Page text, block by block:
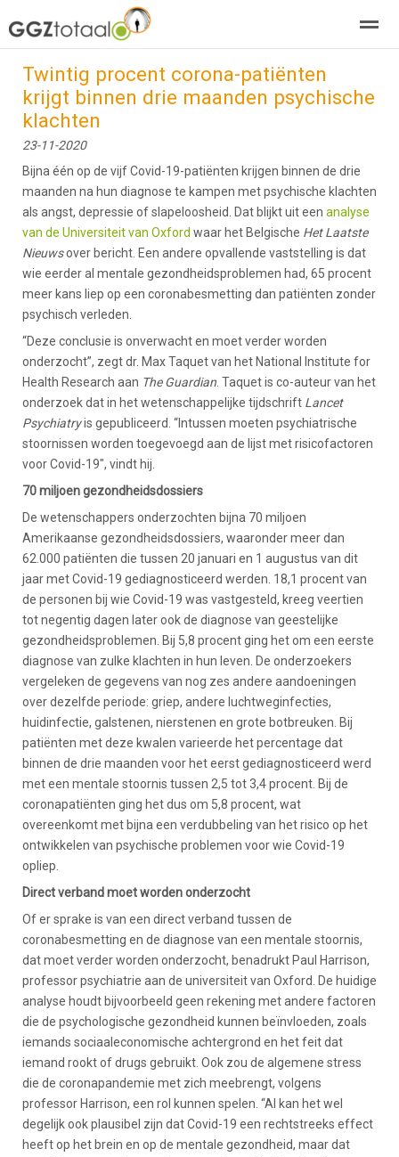
over GGZTotaal abonneren agenda adverteren
Home
Twintig procent corona-patiënten
krijgt binnen drie maanden psychische
klachten
23-11-2020
Bijna één op de vijf Covid-19-patiënten krijgen binnen de drie
maanden na hun diagnose te kampen met psychische klachten
als angst, depressie of slapeloosheid. Dat blijkt uit een analyse
van de Universiteit van Oxford waar het Belgische Het Laatste
Nieuwsover bericht. Een andere opvallende vaststelling is dat
wie eerder al mentale gezondheidsproblemen had, 65 procent
meer kans liep op een coronabesmetting dan patiënten zonder
psychisch verleden.
“Deze conclusie is onverwacht en moet verder worden
onderzocht”, zegt dr. Max Taquet van het National Institute for
Health Research aan The Guardian . Taquet is co-auteur van het
onderzoek dat in het wetenschappelijke tijdschrift Lancet
Psychiatryis gepubliceerd. “Intussen moeten psychiatrische
stoornissen worden toegevoegd aan de lijst met risicofactoren
voor Covid-19", vindt hij.
70 miljoen gezondheidsdossiers
De wetenschappers onderzochten bijna 70 miljoen
Amerikaanse gezondheidsdossiers, waaronder meer dan
62.000 patiënten die tussen 20 januari en 1 augustus van dit
jaar met Covid-19 gediagnosticeerd werden. 18,1 procent van
de personen bij wie Covid-19 was vastgesteld, kreeg veertien
tot negentig dagen later ook de diagnose van geestelijke
gezondheidsproblemen. Bij 5,8 procent ging het om een eerste
diagnose van zulke klachten in hun leven. De onderzoekers
vergeleken de gegevens van nog zes andere aandoeningen
over dezelfde periode: griep, andere luchtweginfecties,
huidinfectie, galstenen, nierstenen en grote botbreuken. Bij
patiënten met deze kwalen varieerde het percentage dat
binnen de drie maanden voor het eerst gediagnosticeerd werd
met een mentale stoornis tussen 2,5 tot 3,4 procent. Bij de
coronapatiënten ging het dus om 5,8 procent, wat
overeenkomt met bijna een verdubbeling van het risico op het
ontwikkelen van psychische problemen voor wie Covid-19
opliep.
Direct verband moet worden onderzocht
Of er sprake is van een direct verband tussen de
coronabesmetting en de diagnose van een mentale stoornis,
dat moet verder worden onderzocht, benadrukt Paul Harrison,
professor psychiatrie aan de universiteit van Oxford. De huidige
analyse houdt bijvoorbeeld geen rekening met andere factoren
die de psychologische gezondheid kunnen beïnvloeden, zoals
iemands sociaaleconomische achtergrond en het feit dat
iemand rookt of drugs gebruikt. Ook zou de algemene stress
die de coronapandemie met zich meebrengt, volgens
professor Harrison, een rol kunnen spelen. “Al kan het wel
degelijk ook plausibel zijn dat Covid-19 een rechtstreeks effect
heeft op het brein en op de mentale gezondheid, maar dat